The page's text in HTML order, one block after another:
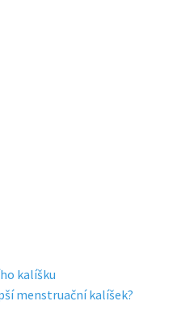
kalíšku
menstruační kalíšek?